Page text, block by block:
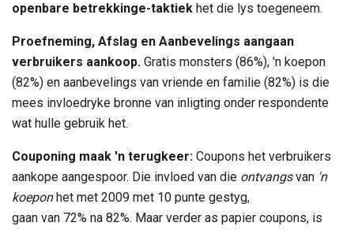
openbare betrekkinge-taktiek het die lys toegeneem.
Proefneming, Afslag en Aanbevelings aangaan
verbruikers aankoop. Gratis monsters (86%), 'n koepon
(82%) en aanbevelings van vriende en familie (82%) is die
mees invloedryke bronne van inligting onder respondente
wat hulle gebruik het.
Couponing maak 'n terugkeer: Coupons het verbruikers
aankope aangespoor. Die invloed van die ontvangsvan 'n
koeponhet met 2009 met 10 punte gestyg,
gaan van 72% na 82%. Maar verder as papier coupons, is